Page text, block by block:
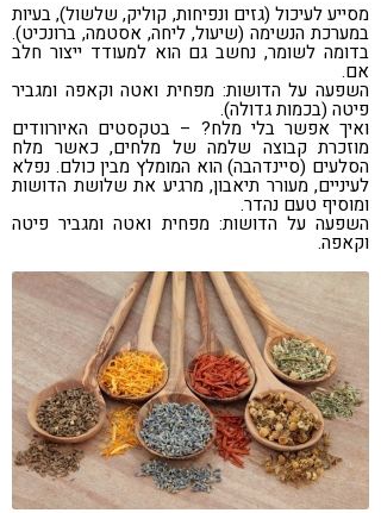
מסייע לעיכול (גזים ונפיחות, קוליק, שלשול), בעיות
במערכת הנשימה (שיעול, ליחה, אסטמה, ברונכיט).
בדומה לשומר, נחשב גם הוא למעודד ייצור חלב
אם.
השפעה על הדושות: מפחית ואטה וקאפה ומגביר
פיטה (בכמות גדולה).
ואיך אפשר בלי מלח? – בטקסטים האיורוודים
מוזכרת קבוצה שלמה של מלחים, כאשר מלח
הסלעים (סיינדהבה) הוא המומלץ מבין כולם. נפלא
לעיניים, מעורר תיאבון, מרגיע את שלושת הדושות
ומוסיף טעם נהדר.
השפעה על הדושות: מפחית ואטה ומגביר פיטה
וקאפה.